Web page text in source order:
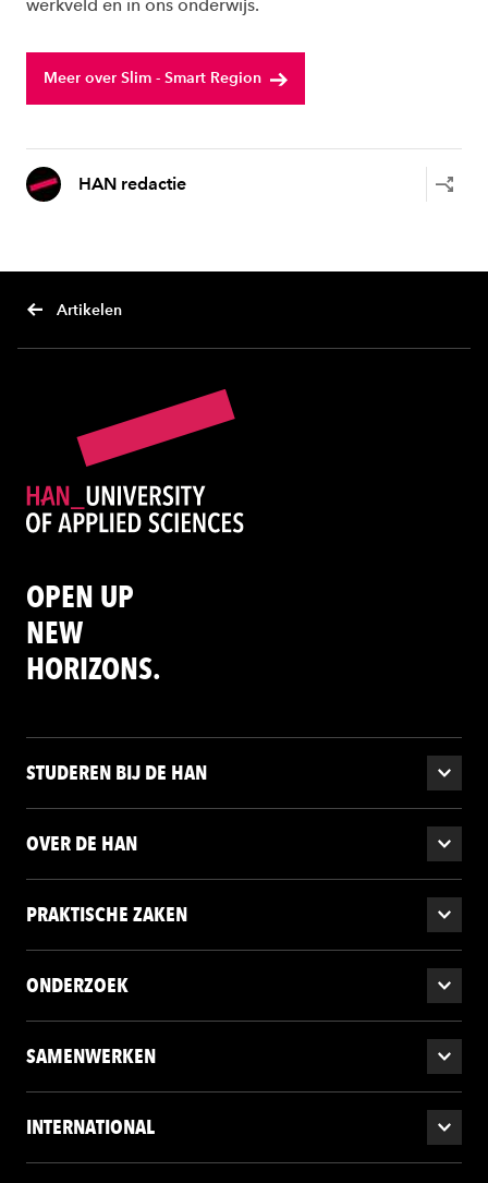
werkveld en in ons onderwijs.
Meer over Slim - Smart Region
HAN redactie
Artikelen
OPEN UP
NEW
HORIZONS.
STUDEREN BIJ DE HAN
OVER DE HAN
PRAKTISCHE ZAKEN
ONDERZOEK
SAMENWERKEN
INTERNATIONAL